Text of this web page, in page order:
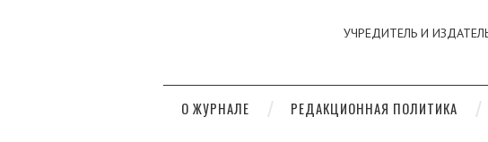
УЧРЕДИТЕЛЬ И
О ЖУРНАЛЕ РЕДАКЦИОННАЯ ПОЛИТИКА